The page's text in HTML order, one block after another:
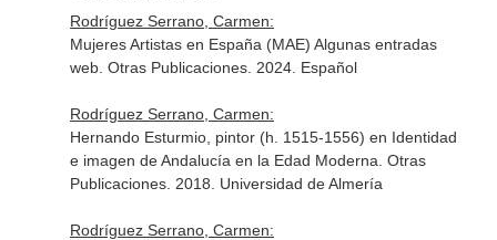
Rodríguez Serrano, Carmen:
Mujeres Artistas en España (MAE) Algunas entradas
web. Otras Publicaciones. 2024. Español
Rodríguez Serrano, Carmen:
Hernando Esturmio, pintor (h. 1515-1556) en Identidad
e imagen de Andalucía en la Edad Moderna. Otras
Publicaciones. 2018. Universidad de Almería
Rodríguez Serrano, Carmen: